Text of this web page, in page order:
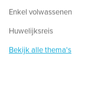
Enkel volwassenen
Huwelijksreis
Bekijk alle thema's